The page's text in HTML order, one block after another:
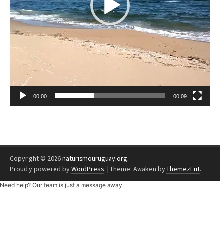
00:00 00:09
Copyright © 2026naturismouruguay.org.
Proudly powered byWordPress. | Theme: Awaken byThemezHut.
Need help? Our team is just a message away